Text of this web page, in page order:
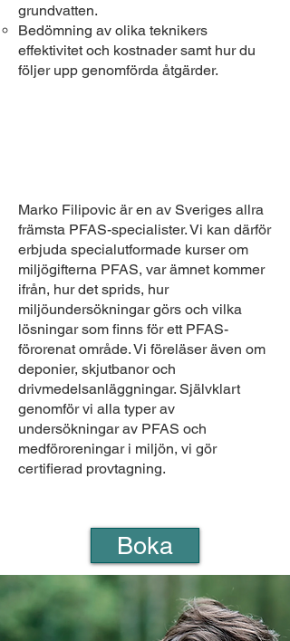
grundvatten.
Bedömning av olika teknikers
effektivitet och kostnader samt hur du
följer upp genomförda åtgärder.
Marko Filipovic är en av Sveriges allra
främsta PFAS-specialister. Vi kan därför
erbjuda specialutformade kurser om
miljögifterna PFAS, var ämnet kommer
ifrån, hur det sprids, hur
miljöundersökningar görs och vilka
lösningar som finns för ett PFAS-
förorenat område. Vi föreläser även om
deponier, skjutbanor och
drivmedelsanläggningar. Självklart
genomför vi alla typer av
undersökningar av PFAS och
medföroreningar i miljön, vi gör
certifierad provtagning.
Boka